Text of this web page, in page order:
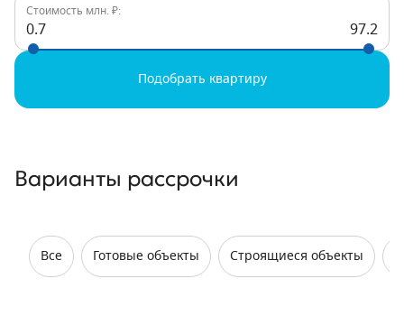
Стоимость млн. ₽:
0.7 97.2
Подобрать квартиру
Варианты рассрочки
Все Готовые объекты Строящиеся объекты